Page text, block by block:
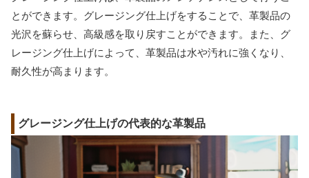
とができます。グレージング仕上げをすることで、革製品の
光沢を蘇らせ、高級感を取り戻すことができます。また、グ
レージング仕上げによって、革製品は水や汚れに強くなり、
耐久性が高まります。
グレージング仕上げの代表的な革製品